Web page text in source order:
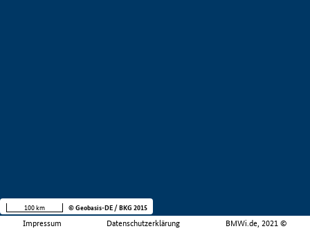
Impressum Datenschutzerklärung BMWi.de, 2021 ©
100 km © Geobasis-DE / BKG 2015